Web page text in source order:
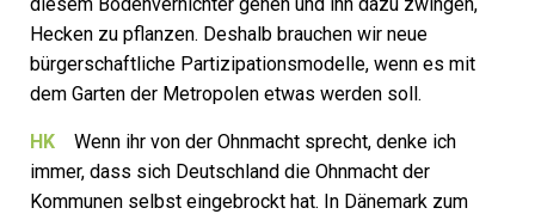
Hecken zu pflanzen. Deshalb brauchen wir neue
bürgerschaftliche Partizipationsmodelle, wenn es mit
dem Garten der Metropolen etwas werden soll.
HK Wenn ihr von der Ohnmacht sprecht, denke ich
immer, dass sich Deutschland die Ohnmacht der
Kommunen selbst eingebrockt hat. In Dänemark zum